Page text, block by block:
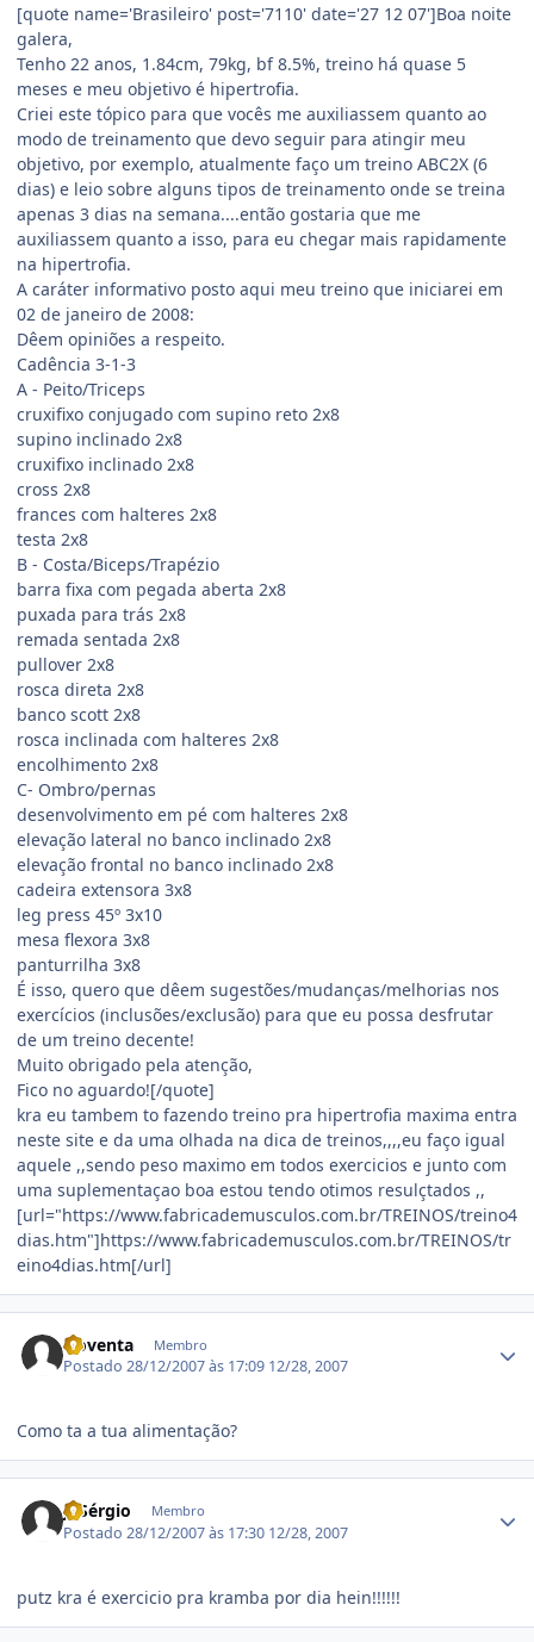
[quote name='Brasileiro' post='7110' date='27 12 07']Boa noite
galera,
Tenho 22 anos, 1.84cm, 79kg, bf 8.5%, treino há quase 5
meses e meu objetivo é hipertrofia.
Criei este tópico para que vocês me auxiliassem quanto ao
modo de treinamento que devo seguir para atingir meu
objetivo, por exemplo, atualmente faço um treino ABC2X (6
dias) e leio sobre alguns tipos de treinamento onde se treina
apenas 3 dias na semana....então gostaria que me
auxiliassem quanto a isso, para eu chegar mais rapidamente
na hipertrofia.
A caráter informativo posto aqui meu treino que iniciarei em
02 de janeiro de 2008:
Dêem opiniões a respeito.
Cadência 3-1-3
A - Peito/Triceps
cruxifixo conjugado com supino reto 2x8
supino inclinado 2x8
cruxifixo inclinado 2x8
cross 2x8
frances com halteres 2x8
testa 2x8
B - Costa/Biceps/Trapézio
barra fixa com pegada aberta 2x8
puxada para trás 2x8
remada sentada 2x8
pullover 2x8
rosca direta 2x8
banco scott 2x8
rosca inclinada com halteres 2x8
encolhimento 2x8
C- Ombro/pernas
desenvolvimento em pé com halteres 2x8
elevação lateral no banco inclinado 2x8
elevação frontal no banco inclinado 2x8
cadeira extensora 3x8
leg press 45º 3x10
mesa flexora 3x8
panturrilha 3x8
É isso, quero que dêem sugestões/mudanças/melhorias nos
exercícios (inclusões/exclusão) para que eu possa desfrutar
de um treino decente!
Muito obrigado pela atenção,
Fico no aguardo![/quote]
kra eu tambem to fazendo treino pra hipertrofia maxima entra
neste site e da uma olhada na dica de treinos,,,,eu faço igual
aquele ,,sendo peso maximo em todos exercicios e junto com
uma suplementaçao boa estou tendo otimos resulçtados ,,
[url="https://www.fabricademusculos.com.br/TREINOS/treino4
dias.htm"]https://www.fabricademusculos.com.br/TREINOS/tr
eino4dias.htm[/url]
Noventa Membro
Postado28/12/2007 às 17:09 12/28, 2007
Como ta a tua alimentação?
J. Sérgio Membro
Postado28/12/2007 às 17:30 12/28, 2007
putz kra é exercicio pra kramba por dia hein!!!!!!